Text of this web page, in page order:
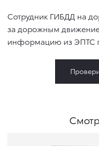
Сотрудник ГИБДД на
за дорожным
информацию из ЭПТС